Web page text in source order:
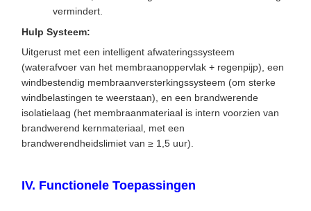
vermindert.
Hulp Systeem:
Uitgerust met een intelligent afwateringssysteem
(waterafvoer van het membraanoppervlak + regenpijp), een
windbestendig membraanversterkingssysteem (om sterke
windbelastingen te weerstaan), en een brandwerende
isolatielaag (het membraanmateriaal is intern voorzien van
brandwerend kernmateriaal, met een
brandwerendheidslimiet van ≥ 1,5 uur).
IV. Functionele Toepassingen